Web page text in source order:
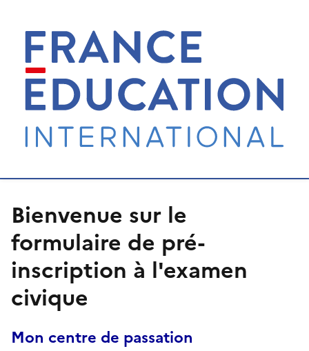
Bienvenue sur le
formulaire de pré-
inscription à l'examen
civique
Mon centre de passation